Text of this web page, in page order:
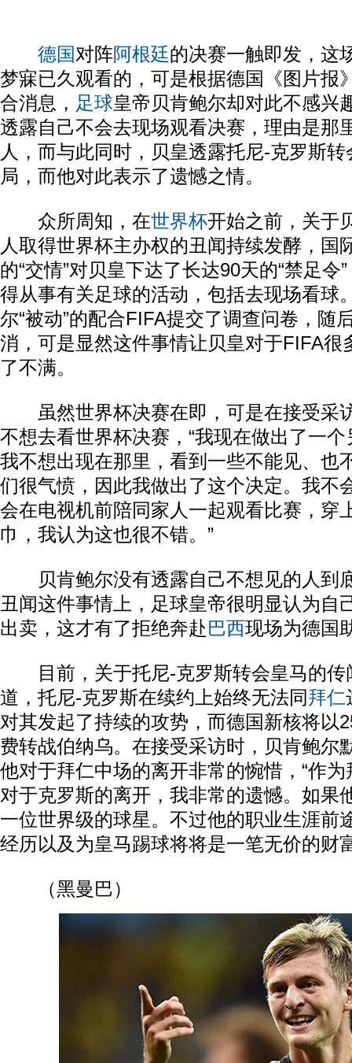
德国对阵阿根廷的决赛一触即发，这
梦寐已久观看的，可是根据德国《图片报
合消息， 足球皇帝贝肯鲍尔却对此不感兴
透露自己不会去现场观看决赛，理由是那
人，而与此同时，贝皇透露托尼-克罗斯转
局，而他对此表示了遗憾之情。
众所周知，在世界杯开始之前，关于
人取得世界杯主办权的丑闻持续发酵，国
的“交情”对贝皇下达了长达90天的“禁足令
得从事有关足球的活动，包括去现场看球
尔“被动”的配合FIFA提交了调查问卷，随
消，可是显然这件事情让贝皇对于FIFA很
了不满。
虽然世界杯决赛在即，可是在接受采
不想去看世界杯决赛，“我现在做出了一
我不想出现在那里，看到一些不能见、也
们很气愤，因此我做出了这个决定。我不
会在电视机前陪同家人一起观看比赛，穿
巾，我认为这也很不错。”
贝肯鲍尔没有透露自己不想见的人到
丑闻这件事情上，足球皇帝很明显认为自
出卖，这才有了拒绝奔赴巴西现场为德国
目前，关于托尼-克罗斯转会皇马的传
道，托尼-克罗斯在续约上始终无法同拜仁
对其发起了持续的攻势，而德国新核将以
费转战伯纳乌。在接受采访时，贝肯鲍尔
他对于拜仁中场的离开非常的惋惜，“作
对于克罗斯的离开，我非常的遗憾。如果
一位世界级的球星。不过他的职业生涯前
经历以及为皇马踢球将将是一笔无价的财
（黑曼巴）